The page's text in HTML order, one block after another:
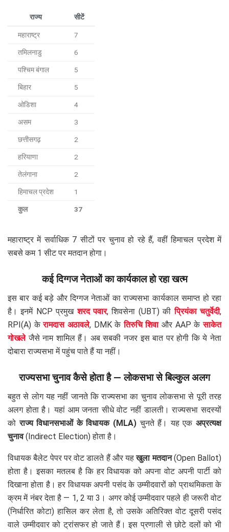
राज्य सीटें
महाराष्ट्र 7
तमिलनाडु 6
पश्चिम बंगाल 5
बिहार 5
ओडिशा 4
असम 3
छत्तीसगढ़ 2
हरियाणा 2
तेलंगाना 2
हिमाचल प्रदेश 1
कुल 37
महाराष्ट्र में सर्वाधिक 7 सीटों पर चुनाव हो रहे हैं, वहीं हिमाचल प्रदेश में
सबसे कम 1 सीट पर मतदान होगा।
कई दिग्गज नेताओं का कार्यकाल हो रहा खत्म
इस बार कई बड़े और दिग्गज नेताओं का राज्यसभा कार्यकाल समाप्त हो रहा
है। इनमें NCP प्रमुखशरद पवार, शिवसेना (UBT) कीप्रियंका चतुर्वेदी,
RPI(A) केरामदास अठावले, DMK केतिरुचि शिवाऔर AAP केसाकेत
गोखलेजैसे नाम शामिल हैं। अब सबकी नजर इस बात पर होगी कि ये नेता
दोबारा राज्यसभा में पहुंच पाते हैं या नहीं।
राज्यसभा चुनाव कैसे होता है — लोकसभा से बिल्कुल अलग
बहुत से लोग यह नहीं जानते कि राज्यसभा का चुनाव लोकसभा से पूरी तरह
अलग होता है। यहां आम जनता सीधे वोट नहीं डालती। राज्यसभा सदस्यों
कोराज्य विधानसभाओं के विधायक (MLA) चुनते हैं। यह एकअप्रत्यक्ष
चुनाव(Indirect Election) होता है।
विधायक बैलेट पेपर पर वोट डालते हैं और यहखुला मतदान(Open Ballot)
होता है। इसका मतलब है कि हर विधायक को अपना वोट अपनी पार्टी को
दिखाना होता है। हर विधायक अपनी पसंद के उम्मीदवारों को प्राथमिकता के
क्रम में नंबर देता है — 1, 2 या 3। अगर कोई उम्मीदवार पहले ही जरूरी वोट
(निर्धारित कोटा) हासिल कर लेता है, तो उसके अतिरिक्त वोट दूसरी पसंद
वाले उम्मीदवार को ट्रांसफर हो जाते हैं। इस प्रणाली से छोटे दलों को भी